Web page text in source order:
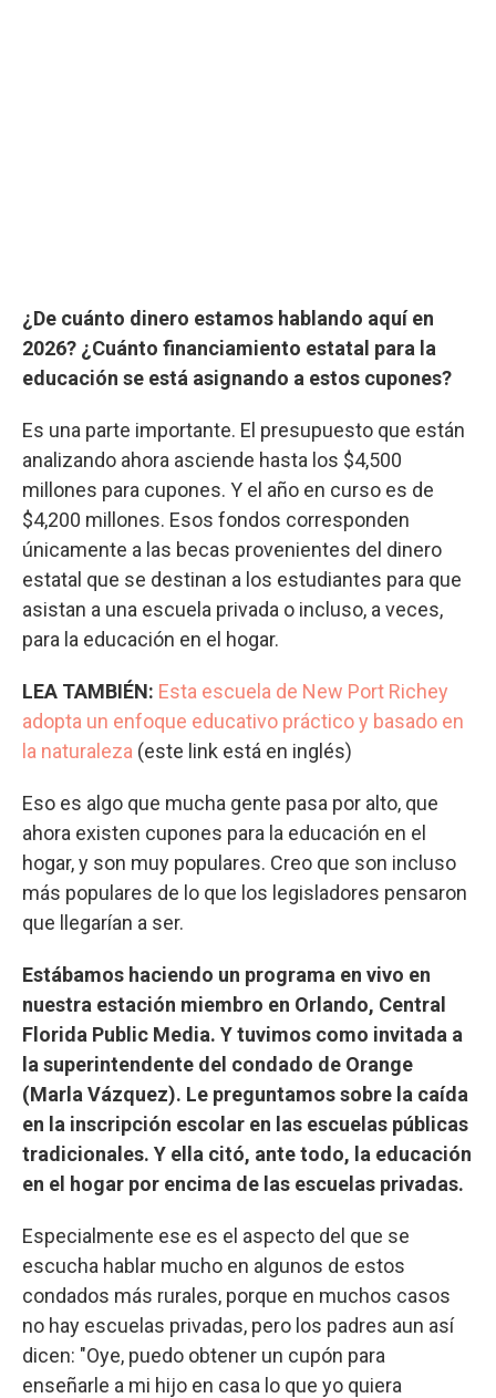
¿De cuánto dinero estamos hablando aquí en
2026? ¿Cuánto financiamiento estatal para la
educación se está asignando a estos cupones?
Es una parte importante. El presupuesto que están
analizando ahora asciende hasta los $4,500
millones para cupones. Y el año en curso es de
$4,200 millones. Esos fondos corresponden
únicamente a las becas provenientes del dinero
estatal que se destinan a los estudiantes para que
asistan a una escuela privada o incluso, a veces,
para la educación en el hogar.
LEA TAMBIÉN: Esta escuela de New Port Richey
adopta un enfoque educativo práctico y basado en
la naturaleza (este link está en inglés)
Eso es algo que mucha gente pasa por alto, que
ahora existen cupones para la educación en el
hogar, y son muy populares. Creo que son incluso
más populares de lo que los legisladores pensaron
que llegarían a ser.
Estábamos haciendo un programa en vivo en
nuestra estación miembro en Orlando, Central
Florida Public Media. Y tuvimos como invitada a
la superintendente del condado de Orange
(Marla Vázquez). Le preguntamos sobre la caída
en la inscripción escolar en las escuelas públicas
tradicionales. Y ella citó, ante todo, la educación
en el hogar por encima de las escuelas privadas.
Especialmente ese es el aspecto del que se
escucha hablar mucho en algunos de estos
condados más rurales, porque en muchos casos
no hay escuelas privadas, pero los padres aun así
dicen: "Oye, puedo obtener un cupón para
enseñarle a mi hijo en casa lo que yo quiera